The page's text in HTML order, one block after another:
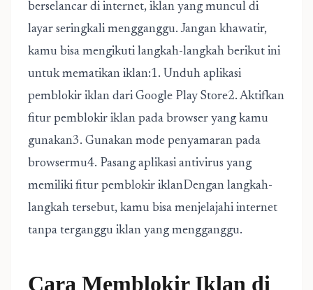
berselancar di internet, iklan yang muncul di
layar seringkali mengganggu. Jangan khawatir,
kamu bisa mengikuti langkah-langkah berikut ini
untuk mematikan iklan:1. Unduh aplikasi
pemblokir iklan dari Google Play Store2. Aktifkan
fitur pemblokir iklan pada browser yang kamu
gunakan3. Gunakan mode penyamaran pada
browsermu4. Pasang aplikasi antivirus yang
memiliki fitur pemblokir iklanDengan langkah-
langkah tersebut, kamu bisa menjelajahi internet
tanpa terganggu iklan yang mengganggu.
Cara Memblokir Iklan di